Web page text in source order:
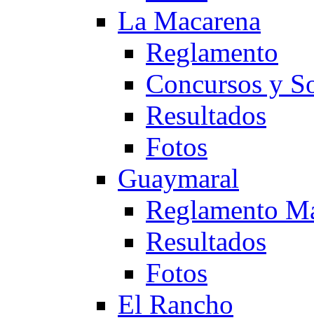
La Macarena
Reglamento
Concursos y
Resultados
Fotos
Guaymaral
Reglamento
Resultados
Fotos
El Rancho